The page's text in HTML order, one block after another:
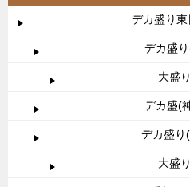
デカ盛り
デカ盛
大盛
デカ盛(
デカ盛り
大盛